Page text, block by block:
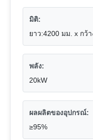
มิติ:
ยาว:4200 มม. x กว้
พลัง:
20kW
ผลผลิตของอุปกรณ์:
≥95%